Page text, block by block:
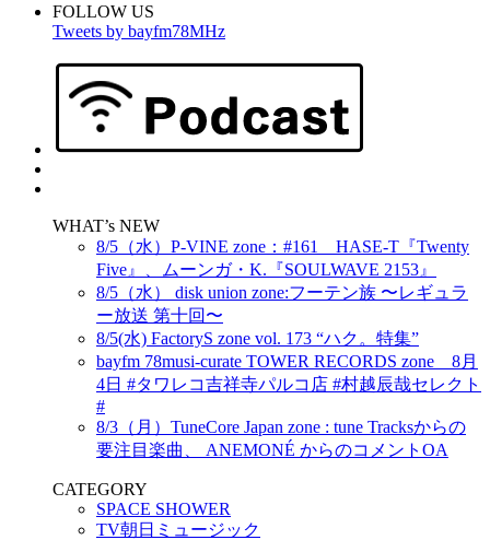
FOLLOW US
Tweets by bayfm78MHz
WHAT’s NEW
8/5（水）P-VINE zone：#161 HASE-T『Twenty
Five』、ムーンガ・K.『SOULWAVE 2153』
8/5（水） disk union zone:フーテン族 〜レギュラ
ー放送 第十回〜
8/5(水) FactoryS zone vol. 173 “ハク。特集”
bayfm 78musi-curate TOWER RECORDS zone 8月
4日 #タワレコ吉祥寺パルコ店 #村越辰哉セレクト
#
8/3（月）TuneCore Japan zone : tune Tracksからの
要注目楽曲、 ANEMONÉ からのコメントOA
CATEGORY
SPACE SHOWER
TV朝日ミュージック